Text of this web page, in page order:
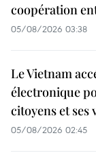
coopération
05/08/2026 03:38
Le Vietnam
électronique
citoyens et ses
05/08/2026 02:45